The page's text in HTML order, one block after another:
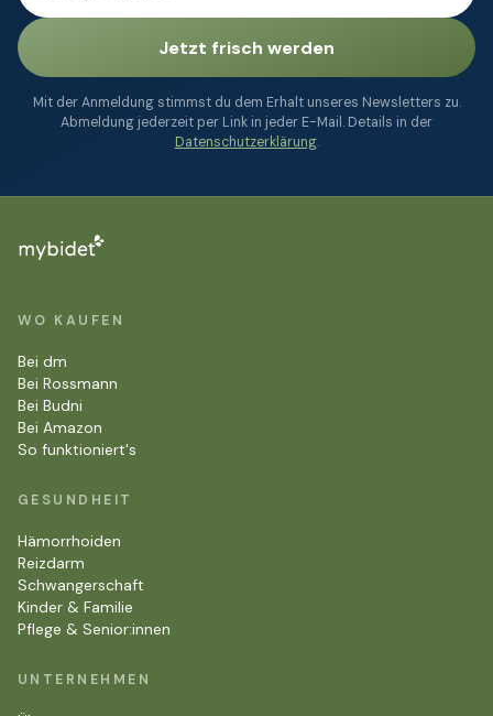
Jetzt frisch werden
Mit der Anmeldung stimmst du dem Erhalt unseres Newsletters zu.
Abmeldung jederzeit per Link in jeder E-Mail. Details in der
Datenschutzerklärung.
WO KAUFEN
Bei dm
Bei Rossmann
Bei Budni
Bei Amazon
So funktioniert's
GESUNDHEIT
Hämorrhoiden
Reizdarm
Schwangerschaft
Kinder & Familie
Pflege & Senior:innen
UNTERNEHMEN